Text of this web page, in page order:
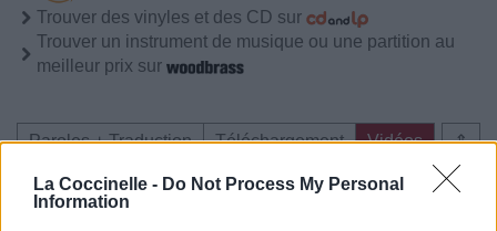
La Coccinelle - Do Not Process My Personal
Information
Trouver des vinyles et des CD sur
Trouver un instrument de musique ou une partition au
meilleur prix sur
⇑
Paroles + Traduction Téléchargement
Vidéos
Commentaires